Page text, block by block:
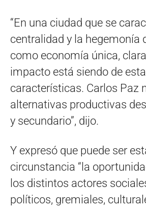
“En una ciudad que se
centralidad y la hegemonía
como economía única,
impacto está siendo de
características. Carlos Paz
alternativas productivas
y secundario”, dijo.
Y expresó que puede ser
circunstancia “la
los distintos actores
políticos, gremiales,